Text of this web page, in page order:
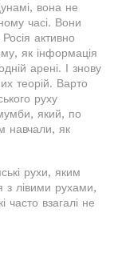
вона не
часі. Вони
активно
як інформація
арені. І знову
теорій. Варто
руху
який, по
навчали, як
рухи, яким
з лівими рухами,
часто взагалі не